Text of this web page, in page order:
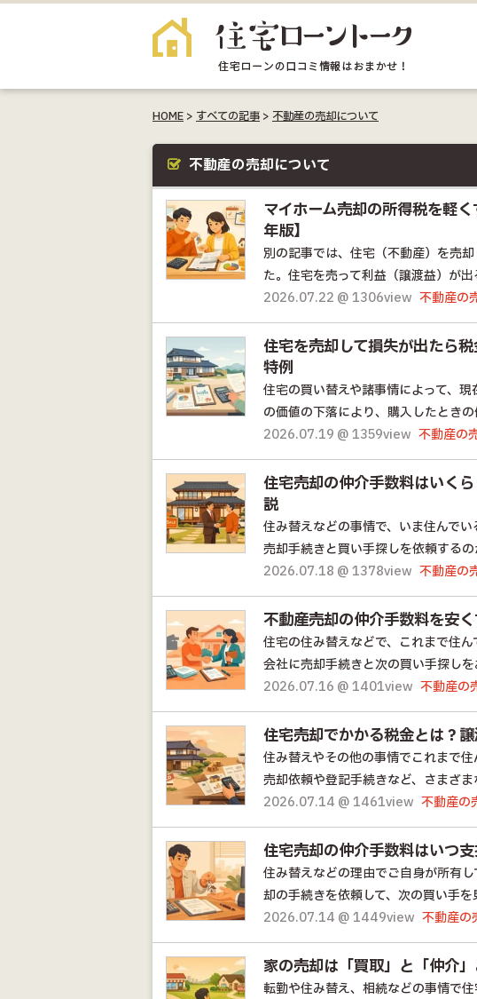
HOME > すべての記事 > 不動産の売却について
不動産の売却について
マイホーム売却の所得税を軽
年版】
別の記事では、住宅（不動産）を売
た。住宅を売って利益（譲渡益）が
2026.07.22 @ 1306view 不動産の
住宅を売却して損失が出たら
特例
住宅の買い替えや諸事情によって、
の価値の下落により、購入したとき
2026.07.19 @ 1359view 不動産の
住宅売却の仲介手数料はいく
説
住み替えなどの事情で、いま住んで
売却手続きと買い手探しを依頼する
2026.07.18 @ 1378view 不動産の
不動産売却の仲介手数料を安
住宅の住み替えなどで、これまで住
会社に売却手続きと次の買い手探し
2026.07.16 @ 1401view 不動産の
住宅売却でかかる税金とは？
住み替えやその他の事情でこれまで
売却依頼や登記手続きなど、さまざ
2026.07.14 @ 1461view 不動産の
住宅売却の仲介手数料はいつ
住み替えなどの理由でご自身が所有
却の手続きを依頼して、次の買い手
2026.07.14 @ 1449view 不動産の
家の売却は「買取」と「仲介
転勤や住み替え、相続などの事情で